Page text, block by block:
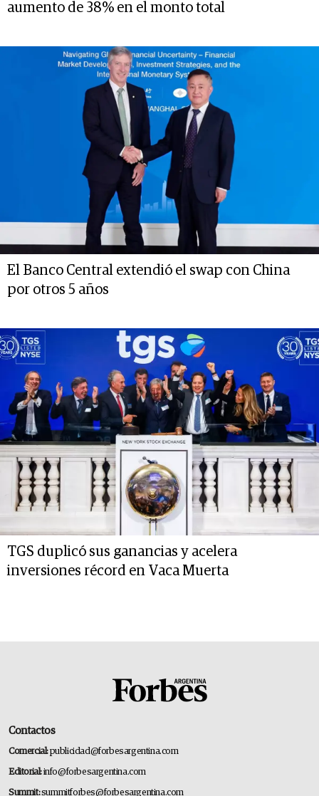
aumento de 38% en el monto total
El Banco Central extendió el swap con China
por otros 5 años
TGS duplicó sus ganancias y acelera
inversiones récord en Vaca Muerta
Contactos
Comercial:publicidad@forbesargentina.com
Editorial:info@forbesargentina.com
Summit:summitforbes@forbesargentina.com